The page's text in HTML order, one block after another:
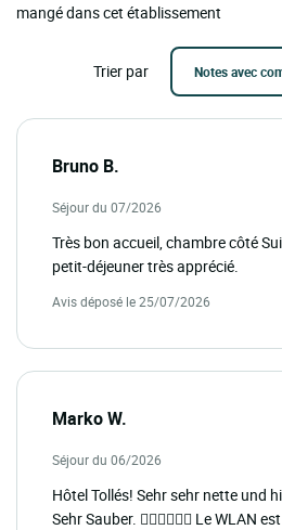
mangé dans cet établissement
Trier par
Bruno B.
Séjour du 07/2026
Très bon accueil, chambre côté
petit-déjeuner très apprécié.
Avis déposé le 25/07/2026
Marko W.
Séjour du 06/2026
Hôtel Tollés! Sehr sehr nette und
Sehr Sauber. 👍🏻👍🏻👍🏻 Le WLAN